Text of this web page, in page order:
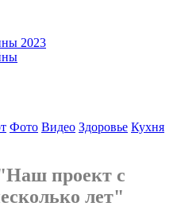
2023
Фото Видео Здоровье Кухня
проект с
лет"